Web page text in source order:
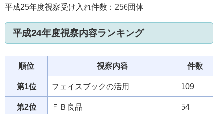
平成25年度視察受け入れ件数：256団体
平成24年度視察内容ランキング
順位 視察内容 件数
第1位 フェイスブックの活用 109
第2位 ＦＢ良品 54